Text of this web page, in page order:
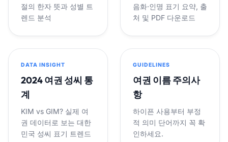
절의 한자 뜻과 성별 트
렌드 분석
음화·인명 표기 요약, 출
처 및 PDF 다운로드
DATA INSIGHT
2024 여권 성씨 통
계
KIM vs GIM? 실제 여
권 데이터로 보는 대한
민국 성씨 표기 트렌드
GUIDELINES
여권 이름 주의사
항
하이픈 사용부터 부정
적 의미 단어까지 꼭 확
인하세요.